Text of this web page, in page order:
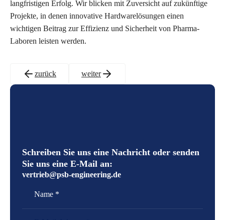
langfristigen Erfolg. Wir blicken mit Zuversicht auf zukünftige
Projekte, in denen innovative Hardwarelösungen einen
wichtigen Beitrag zur Effizienz und Sicherheit von Pharma-
Laboren leisten werden.
zurück weiter
Schreiben Sie uns eine Nachricht oder senden
Sie uns eine E-Mail an:
vertrieb@psb-engineering.de